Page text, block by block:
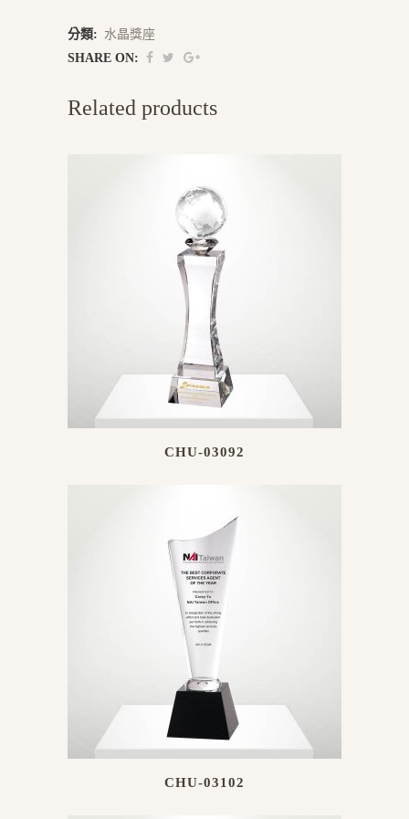
分類: 水晶獎座
SHARE ON:
Related products
CHU-03092
CHU-03102